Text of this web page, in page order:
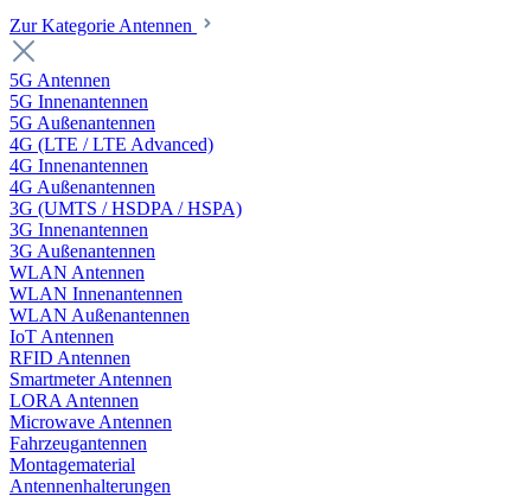
Zur Kategorie Antennen
5G Antennen
5G Innenantennen
5G Außenantennen
4G (LTE / LTE Advanced)
4G Innenantennen
4G Außenantennen
3G (UMTS / HSDPA / HSPA)
3G Innenantennen
3G Außenantennen
WLAN Antennen
WLAN Innenantennen
WLAN Außenantennen
IoT Antennen
RFID Antennen
Smartmeter Antennen
LORA Antennen
Microwave Antennen
Fahrzeugantennen
Montagematerial
Antennenhalterungen